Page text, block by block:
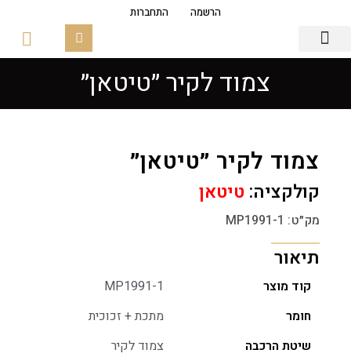
הרשמה התחברות
צמוד לקיר ״טיטאן״
צמוד לקיר ״טיטאן״
קולקציה: טיטאן
מק״ט: MP1991-1
תיאור
קוד מוצר
MP1991-1
חומר
מתכת + זכוכית
שיטת הרכבה
צמוד לקיר